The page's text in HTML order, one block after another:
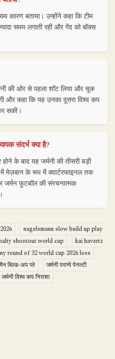
कारण बताया। उन्होंने कहा कि टीम
समय लगाती रही और गेंद को बॉक्स
की ओर से पहला शॉट लिया और चूक
और कहा कि यह उनका दूसरा विश्व कप
सकी।
संदर्भ क्या है?
के बाद यह जर्मनी की तीसरी बड़ी
में मेज़बान के रूप में क्वार्टरफाइनल तक
जर्मन फुटबॉल की संरचनात्मक
nagelsmann slow build up play
shootout world cup
kai havertz
round of 32 world cup 2026 loss
बिल्ड-अप प्ले
जर्मनी पराग्वे पेनल्टी
जर्मनी विश्व कप निराशा